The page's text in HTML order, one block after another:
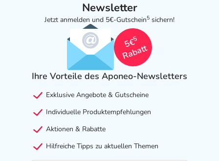
Newsletter
Jetzt anmelden und 5€-Gutschein5 sichern!
5€
5
Rabatt
Ihre Vorteile des Aponeo-Newsletters
Exklusive Angebote & Gutscheine
Individuelle Produktempfehlungen
Aktionen & Rabatte
Hilfreiche Tipps zu aktuellen Themen